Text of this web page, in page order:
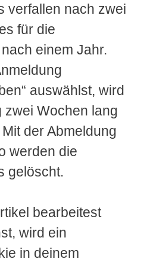
verfallen nach zwei
für die
einem Jahr.
auswählst, wird
zwei Wochen lang
der Abmeldung
werden die
gelöscht.
bearbeitest
wird ein
in deinem